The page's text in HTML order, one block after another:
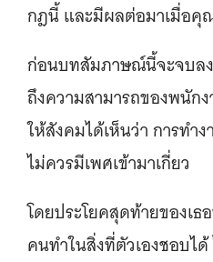
กฎนี้ และมีผลต่อมาเมื่อคุ
ก่อนบทสัมภาษณ์นี้จะจบล
ถึงความสามารถของพนัก
ให้สังคมได้เห็นว่า การทำ
ไม่ควรมีเพศเข้ามาเกี่ยว
โดยประโยคสุดท้ายของเ
คนทำในสิ่งที่ตัวเองชอบไ